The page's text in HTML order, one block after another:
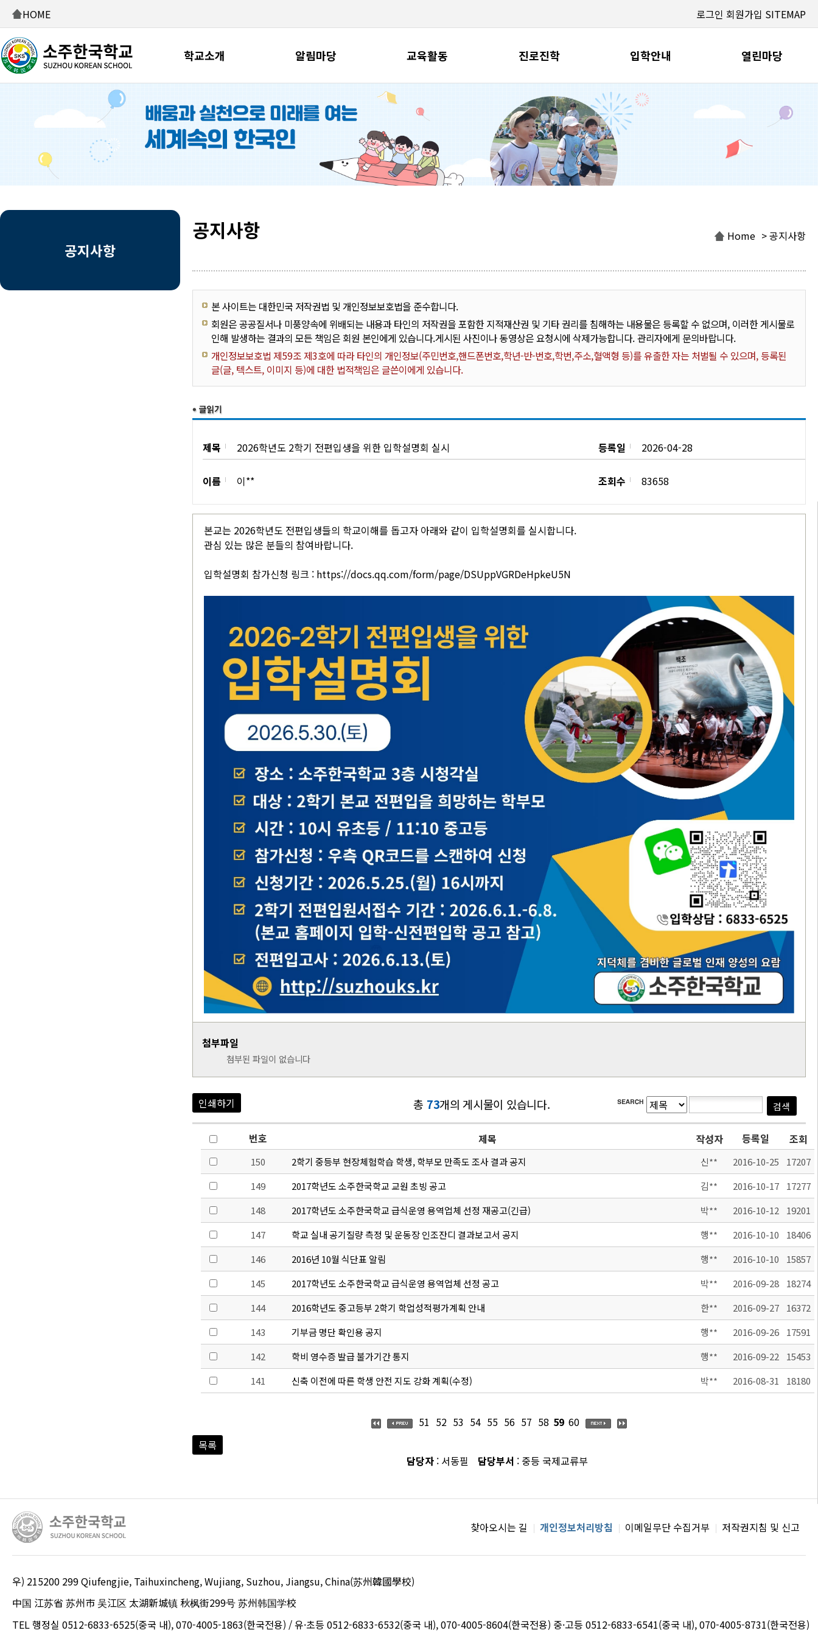
HOME 로그인 회원가입 SITEMAP
학교소개 알림마당 교육활동 진로진학 입학안내 열린마당
공지사항
공지사항 Home > 공지사항
본 사이트는 대한민국 저작권법 및 개인정보보호법을 준수합니다.
회원은 공공질서나 미풍양속에 위배되는 내용과 타인의 저작권을 포함한 지적재산권 및 기타 권리를 침해하는 내용물은 등록할 수 없으며, 이러한 게시물로
인해 발생하는 결과의 모든 책임은 회원 본인에게 있습니다.게시된 사진이나 동영상은 요청시에 삭제가능합니다. 관리자에게 문의바랍니다.
개인정보보호법 제59조 제3호에 따라 타인의 개인정보(주민번호,핸드폰번호,학년-반-번호,학번,주소,혈액형 등)를 유출한 자는 처벌될 수 있으며, 등록된
글(글, 텍스트, 이미지 등)에 대한 법적책임은 글쓴이에게 있습니다.
제목 2026학년도 2학기 전편입생을 위한 입학설명회 실시 등록일 2026-04-28
이름 이** 조회수 83658
본교는 2026학년도 전편입생들의 학교이해를 돕고자 아래와 같이 입학설명회를 실시합니다.
관심 있는 많은 분들의 참여바랍니다.
입학설명회 참가신청 링크 : https://docs.qq.com/form/page/DSUppVGRDeHpkeU5N
첨부파일
첨부된 파일이 없습니다
인쇄하기 총 73개의 게시물이 있습니다.
번호 제목 작성자 등록일 조회
150 2학기 중등부 현장체험학습 학생, 학부모 만족도 조사 결과 공지 신** 2016-10-25
17207
149
2017학년도 소주한국학교 교원 초빙 공고 김** 2016-10-17
17277
148
2017학년도 소주한국학교 급식운영 용역업체 선정 재공고(긴급) 박** 2016-10-12
19201
147
학교 실내 공기질량 측정 및 운동장 인조잔디 결과보고서 공지 행** 2016-10-10
18406
146
2016년 10월 식단표 알림 행** 2016-10-10
15857
145
2017학년도 소주한국학교 급식운영 용역업체 선정 공고 박** 2016-09-28
18274
144
2016학년도 중고등부 2학기 학업성적평가계획 안내 한** 2016-09-27
16372
143
기부금 명단 확인용 공지 행** 2016-09-26
17591
142
학비 영수증 발급 불가기간 통지 행** 2016-09-22
15453
141
신축 이전에 따른 학생 안전 지도 강화 계획(수정) 박** 2016-08-31 18180
51 52 53 54 55 56 57 58 59 60
목록
담당자 : 서동필 담당부서 : 중등 국제교류부
찾아오시는 길 개인정보처리방침 이메일무단 수집거부 저작권지침 및 신고
우) 215200 299 Qiufengjie, Taihuxincheng, Wujiang, Suzhou, Jiangsu, China(苏州韓國學校)
中国 江苏省 苏州市 吴江区 太湖新城镇 秋枫街299号 苏州韩国学校
TEL 행정실 0512-6833-6525(중국 내), 070-4005-1863(한국전용) / 유·초등 0512-6833-6532(중국 내), 070-4005-8604(한국전용) 중·고등 0512-6833-6541(중국 내), 070-4005-8731(한국전용)